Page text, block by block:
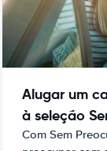
Alugar um
à seleção
Com Sem